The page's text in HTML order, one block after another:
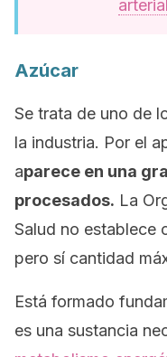
Azúcar
Se trata de uno de
la industria. Por el
aparece en una
procesados. La
Salud no establece
pero sí cantidad
Está formado
es una sustancia